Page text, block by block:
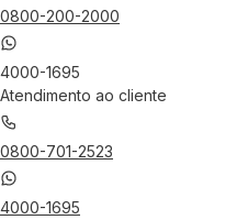
0800-200-2000
4000-1695
Atendimento ao cliente
0800-701-2523
4000-1695